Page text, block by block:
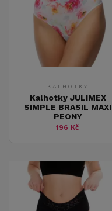
KALHOTKY
Kalhotky JULIMEX
SIMPLE BRASIL MAXI
PEONY
196 Kč